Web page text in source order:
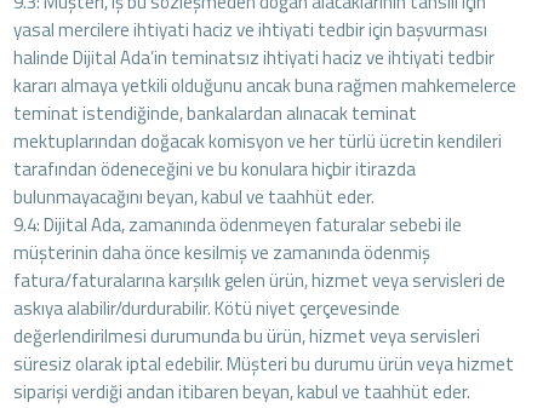
yasal mercilere ihtiyati haciz ve ihtiyati tedbir için başvurması
halinde Dijital Ada’in teminatsız ihtiyati haciz ve ihtiyati tedbir
kararı almaya yetkili olduğunu ancak buna rağmen mahkemelerce
teminat istendiğinde, bankalardan alınacak teminat
mektuplarından doğacak komisyon ve her türlü ücretin kendileri
tarafından ödeneceğini ve bu konulara hiçbir itirazda
bulunmayacağını beyan, kabul ve taahhüt eder.
9.4: Dijital Ada, zamanında ödenmeyen faturalar sebebi ile
müşterinin daha önce kesilmiş ve zamanında ödenmiş
fatura/faturalarına karşılık gelen ürün, hizmet veya servisleri de
askıya alabilir/durdurabilir. Kötü niyet çerçevesinde
değerlendirilmesi durumunda bu ürün, hizmet veya servisleri
süresiz olarak iptal edebilir. Müşteri bu durumu ürün veya hizmet
siparişi verdiği andan itibaren beyan, kabul ve taahhüt eder.